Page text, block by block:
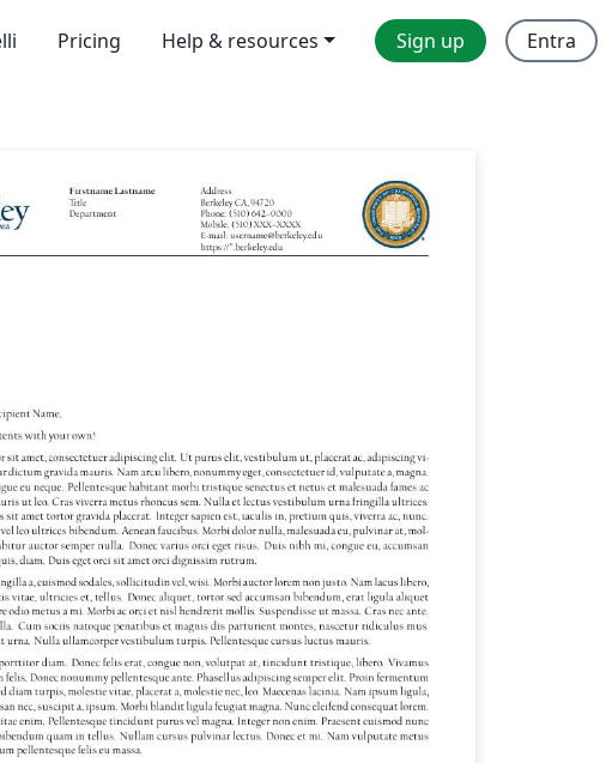
Pricing Help & resources Sign up Entra